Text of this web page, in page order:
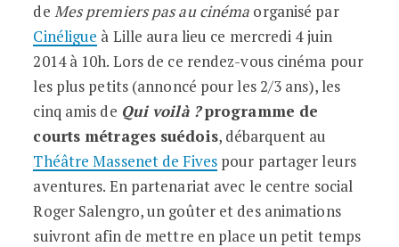
de Mes premiers pas au cinéma organisé par
Cinéligue à Lille aura lieu ce mercredi 4 juin
2014 à 10h. Lors de ce rendez-vous cinéma pour
les plus petits (annoncé pour les 2/3 ans), les
cinq amis de Qui voilà ?programme de
courts métrages suédois, débarquent au
Théâtre Massenet de Fivespour partager leurs
aventures. En partenariat avec le centre social
Roger Salengro, un goûter et des animations
suivront afin de mettre en place un petit temps